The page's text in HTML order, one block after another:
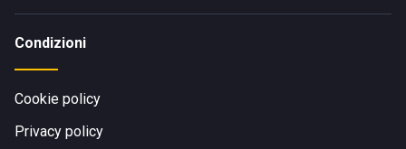
Condizioni
Cookie policy
Privacy policy